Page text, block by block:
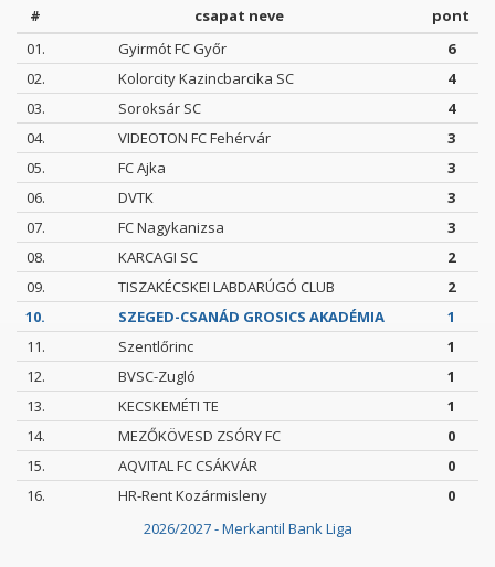
2026/2027 - Merkantil Bank Liga
# csapat neve
pont
01.
Gyirmót FC Győr
6
02.
Kolorcity Kazincbarcika SC
4
03.
Soroksár SC
4
04.
VIDEOTON FC Fehérvár
3
05.
FC Ajka
3
06.
DVTK
3
07.
FC Nagykanizsa
3
08.
KARCAGI SC
2
09.
TISZAKÉCSKEI LABDARÚGÓ CLUB
2
10.
SZEGED-CSANÁD GROSICS AKADÉMIA
1
11.
Szentlőrinc
1
12.
BVSC-Zugló
1
13.
KECSKEMÉTI TE
1
14.
MEZŐKÖVESD ZSÓRY FC
0
15.
AQVITAL FC CSÁKVÁR
0
16.
HR-Rent Kozármisleny 0